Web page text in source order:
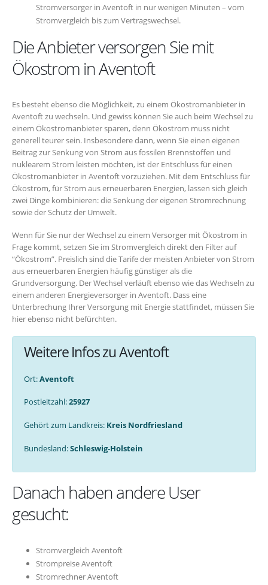
Stromversorger in Aventoft in nur wenigen Minuten – vom
Stromvergleich bis zum Vertragswechsel.
Die Anbieter versorgen Sie mit
Ökostrom in Aventoft
Es besteht ebenso die Möglichkeit, zu einem Ökostromanbieter in
Aventoft zu wechseln. Und gewiss können Sie auch beim Wechsel zu
einem Ökostromanbieter sparen, denn Ökostrom muss nicht
generell teurer sein. Insbesondere dann, wenn Sie einen eigenen
Beitrag zur Senkung von Strom aus fossilen Brennstoffen und
nuklearem Strom leisten möchten, ist der Entschluss für einen
Ökostromanbieter in Aventoft vorzuziehen. Mit dem Entschluss für
Ökostrom, für Strom aus erneuerbaren Energien, lassen sich gleich
zwei Dinge kombinieren: die Senkung der eigenen Stromrechnung
sowie der Schutz der Umwelt.
Wenn für Sie nur der Wechsel zu einem Versorger mit Ökostrom in
Frage kommt, setzen Sie im Stromvergleich direkt den Filter auf
“Ökostrom”. Preislich sind die Tarife der meisten Anbieter von Strom
aus erneuerbaren Energien häufig günstiger als die
Grundversorgung. Der Wechsel verläuft ebenso wie das Wechseln zu
einem anderen Energieversorger in Aventoft. Dass eine
Unterbrechung Ihrer Versorgung mit Energie stattfindet, müssen Sie
hier ebenso nicht befürchten.
Weitere Infos zu Aventoft
Ort:Aventoft
Postleitzahl:25927
Gehört zum Landkreis: Kreis Nordfriesland
Bundesland:Schleswig-Holstein
Danach haben andere User
gesucht:
Stromvergleich Aventoft
Strompreise Aventoft
Stromrechner Aventoft